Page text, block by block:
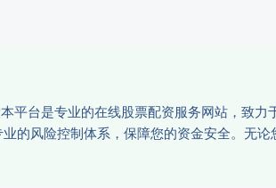
平台是专业的在线股票配资服务网站，致
的风险控制体系，保障您的资金安全。无